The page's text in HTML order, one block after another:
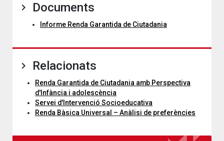
Documents
Informe Renda Garantida de Ciutadania
Relacionats
Renda Garantida de Ciutadania amb Perspectiva
d'Infància i adolescència
Servei d'Intervenció Socioeducativa
Renda Bàsica Universal – Anàlisi de preferències